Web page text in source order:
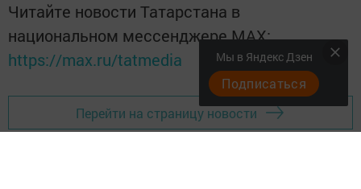
Читайте новости Татарстана в
национальном мессенджере MАХ:
https://max.ru/tatmedia
Перейти на страницу новости
Мы в Яндекс Дзен
Подписаться